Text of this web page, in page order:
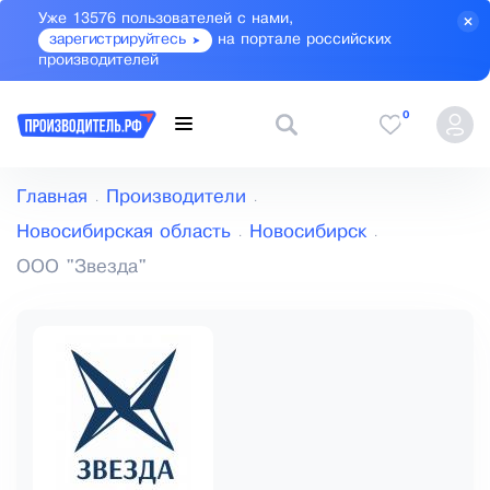
Уже 13576 пользователей с нами,
зарегистрируйтесь
на портале российских
производителей
0
Главная Производители
Новосибирская область Новосибирск
ООО "Звезда"